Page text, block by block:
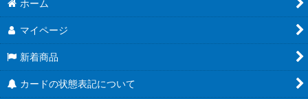
ホーム
マイページ
新着商品
カードの状態表記について